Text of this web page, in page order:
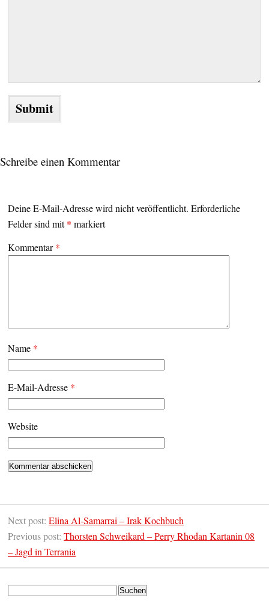
Schreibe einen Kommentar
Deine E-Mail-Adresse wird nicht veröffentlicht. Erforderliche
Felder sind mit* markiert
Kommentar*
Name *
E-Mail-Adresse *
Website
Next post: Elina Al-Samarrai – Irak Kochbuch
Previous post: Thorsten Schweikard – Perry Rhodan Kartanin 08
– Jagd in Terrania